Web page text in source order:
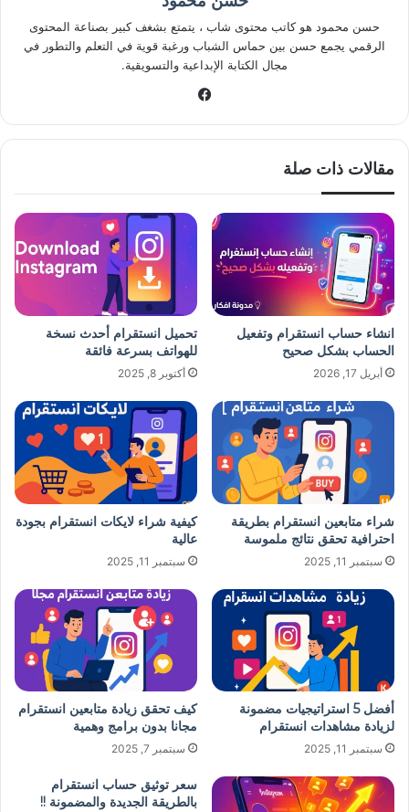
حسن محمود هو كاتب محتوى شاب ، يتمتع بشغف كبير بصناعة المحتوى
الرقمي يجمع حسن بين حماس الشباب ورغبة قوية في التعلم والتطور في
مجال الكتابة الإبداعية والتسويقية.
مقالات ذات صلة
انشاء حساب انستقرام وتفعيل
الحساب بشكل صحيح
أبريل 17, 2026
تحميل انستقرام أحدث نسخة
للهواتف بسرعة فائقة
أكتوبر 8, 2025
شراء متابعين انستقرام بطريقة
احترافية تحقق نتائج ملموسة
سبتمبر 11, 2025
كيفية شراء لايكات انستقرام بجودة
عالية
سبتمبر 11, 2025
أفضل 5 استراتيجيات مضمونة
لزيادة مشاهدات انستقرام
سبتمبر 11, 2025
كيف تحقق زيادة متابعين انستقرام
مجانا بدون برامج وهمية
سبتمبر 7, 2025
سعر توثيق حساب انستقرام
بالطريقة الجديدة والمضمونة !!